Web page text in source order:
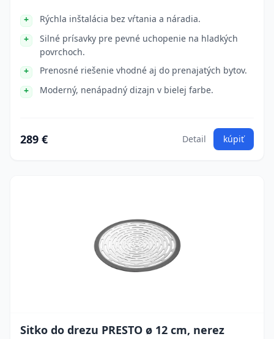
Rýchla inštalácia bez vŕtania a náradia.
Silné prísavky pre pevné uchopenie na hladkých
povrchoch.
Prenosné riešenie vhodné aj do prenajatých bytov.
Moderný, nenápadný dizajn v bielej farbe.
289 € Detail kúpiť
Sitko do drezu PRESTO ø 12 cm, nerez